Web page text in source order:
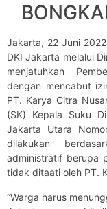
Jakarta, 22 Juni
DKI Jakarta melalui
menjatuhkan
dengan mencabut
PT. Karya Citra
(SK) Kepala Suku
Jakarta Utara
dilakukan
administratif berupa
tidak ditaati oleh PT.
“Warga harus